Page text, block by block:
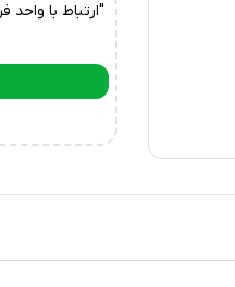
"ارتباط با